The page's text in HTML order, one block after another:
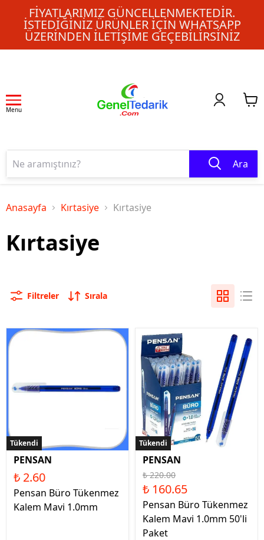
FIYATLARIMIZ GÜNCELLENMEKTEDIR.
İSTEDIĞINIZ ÜRÜNLER IÇIN WHATSAPP
ÜZERINDEN ILETIŞIME GEÇEBILIRSINIZ
Menu
Ara
Anasayfa Kırtasiye Kırtasiye
Kırtasiye
Filtreler Sırala
Tükendi
PENSAN
₺ 2.60
Pensan Büro Tükenmez
Kalem Mavi 1.0mm
Tükendi
Tükendi
PENSAN
₺ 220.00
₺ 160.65
Pensan Büro Tükenmez
Kalem Mavi 1.0mm 50'li
Paket